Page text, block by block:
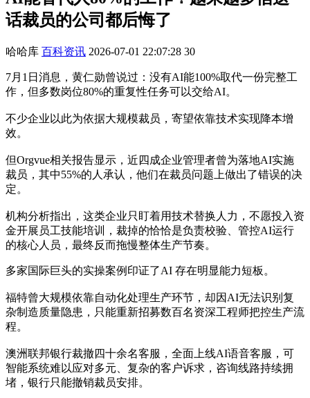
话裁员的公司都后悔了
哈哈库 百科资讯 2026-07-01 22:07:28 30
7月1日消息，黄仁勋曾说过：没有AI能100%取代一份完整工
作，但多数岗位80%的重复性任务可以交给AI。
不少企业以此为依据大规模裁员，寄望依靠技术实现降本增
效。
但Orgvue相关报告显示，近四成企业管理者曾为落地AI实施
裁员，其中55%的人承认，他们在裁员问题上做出了错误的决
定。
机构分析指出，这类企业只盯着用技术替换人力，不愿投入资
金开展员工技能培训，裁掉的恰恰是负责校验、管控AI运行
的核心人员，最终反而拖慢整体生产节奏。
多家国际巨头的实操案例印证了AI 存在明显能力短板。
福特曾大规模依靠自动化处理生产环节，却因AI无法识别复
杂制造质量隐患，只能重新招募数百名资深工程师把控生产流
程。
澳洲联邦银行裁撤四十余名客服，全面上线AI语音客服，可
智能系统难以应对多元、复杂的客户诉求，咨询线路持续拥
堵，银行只能撤销裁员安排。